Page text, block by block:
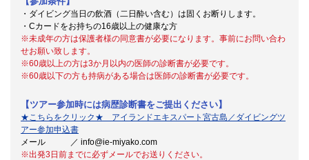
・ダイビング当日の飲酒（二日酔い含む）は固くお断りします。
・Cカードをお持ちの16歳以上の健康な方
※未成年の方は保護者様の同意書が必要になります。事前にお問い合わ
せお願い致します。
※60歳以上の方は3か月以内の医師の診断書が必要です。
※60歳以下の方も持病がある場合は医師の診断書が必要です。
【ツアー参加時には病歴診断書をご提出ください】
★こちらをクリック★ アイランドエキスパート宮古島／ダイビングツ
アー参加申込書
メール ／ info@ie-miyako.com
※出発3日前までに必ずメールでお送りください。